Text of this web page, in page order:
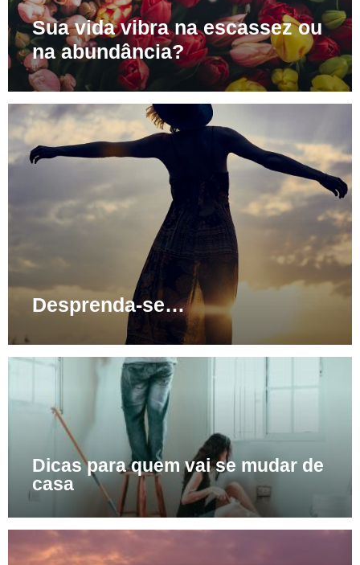
Sua vida vibra na escassez ou
na abundância?
Desprenda-se…
Dicas para quem vai se mudar de
casa